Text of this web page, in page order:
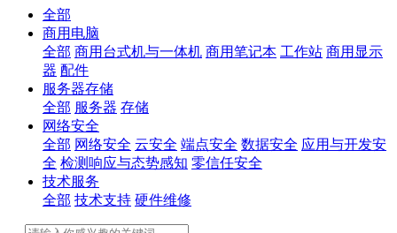
全部
商用电脑
全部 商用台式机与一体机 商用笔记本 工作站 商用显示
器 配件
服务器存储
全部 服务器 存储
网络安全
全部 网络安全 云安全 端点安全 数据安全 应用与开发安
全 检测响应与态势感知 零信任安全
技术服务
全部 技术支持 硬件维修